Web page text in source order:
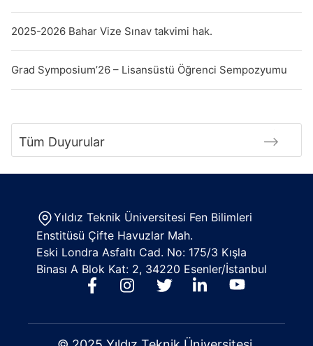
2025-2026 Bahar Vize Sınav takvimi hak.
Grad Symposium’26 – Lisansüstü Öğrenci Sempozyumu
Tüm Duyurular
Yıldız Teknik Üniversitesi Fen Bilimleri
Enstitüsü Çifte Havuzlar Mah.
Eski Londra Asfaltı Cad. No: 175/3 Kışla
Binası A Blok Kat: 2, 34220 Esenler/İstanbul